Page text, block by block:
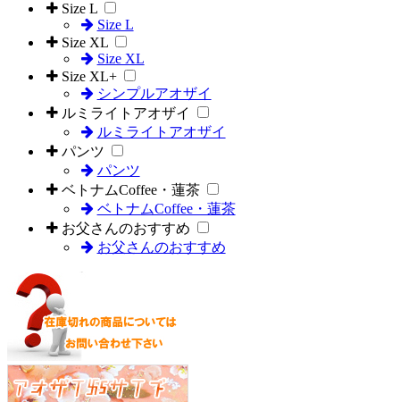
Size L
Size L
Size XL
Size XL
Size XL+
シンプルアオザイ
ルミライトアオザイ
ルミライトアオザイ
パンツ
パンツ
ベトナムCoffee・蓮茶
ベトナムCoffee・蓮茶
お父さんのおすすめ
お父さんのおすすめ